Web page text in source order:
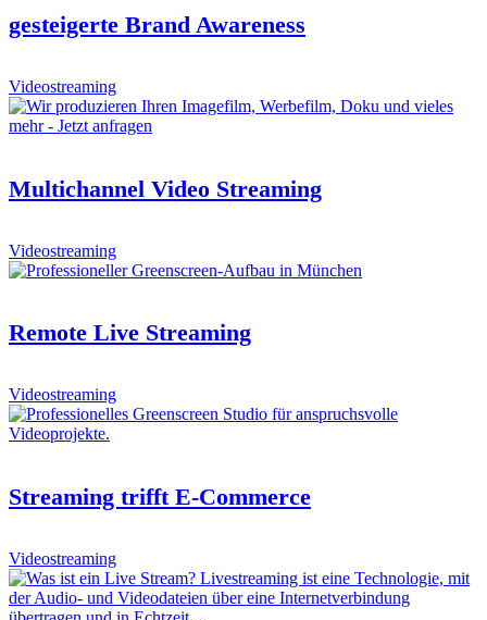
gesteigerte Brand Awareness
Video­strea­ming
Multichannel Video Streaming
Video­strea­ming
Remote Live Streaming
Video­strea­ming
Streaming trifft E-Commerce
Video­strea­ming